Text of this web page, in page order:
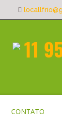
11
CONTATO